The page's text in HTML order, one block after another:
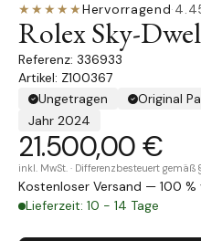
★★★★★Hervorragend·
Rolex Sky-
336933
Artikel: Z100367
Ungetragen
Original
Jahr 2024
21.500,00 €
inkl. MwSt. · Differenzbesteuert gemäß
Kostenloser Versand — 100 %
Lieferzeit: 10 - 14 Tage